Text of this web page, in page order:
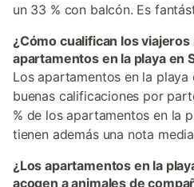
un 33 % con balcón. Es
¿Cómo cualifican los
apartamentos en la playa en
Los apartamentos en la
buenas calificaciones por
% de los apartamentos en la
tienen además una nota
¿Los apartamentos en la
acogen a animales de